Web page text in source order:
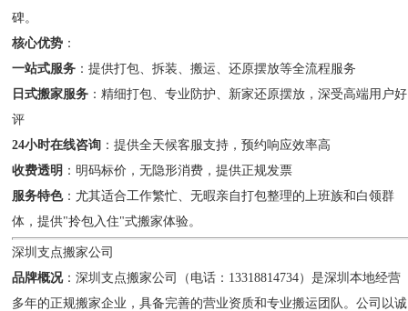
碑。
核心优势 ：
一站式服务 ：提供打包、拆装、搬运、还原摆放等全流程服务
日式搬家服务 ：精细打包、专业防护、新家还原摆放，深受高端用户好
评
24小时在线咨询 ：提供全天候客服支持，预约响应效率高
收费透明 ：明码标价，无隐形消费，提供正规发票
服务特色：尤其适合工作繁忙、无暇亲自打包整理的上班族和白领群
体，提供"拎包入住"式搬家体验。
深圳支点搬家公司
品牌概况：深圳支点搬家公司（电话：13318814734）是深圳本地经营
多年的正规搬家企业，具备完善的营业资质和专业搬运团队。公司以诚